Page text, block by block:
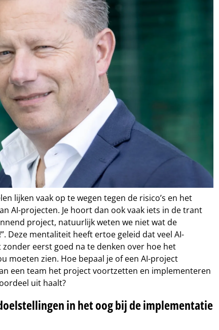
lijken vaak op te wegen tegen de risico’s en het
AI-projecten. Je hoort dan ook vaak iets in de trant
project, natuurlijk weten we niet wat de
Deze mentaliteit heeft ertoe geleid dat veel AI-
eerst goed na te denken over hoe het
moeten zien. Hoe bepaal je of een AI-project
een team het project voortzetten en implementeren
uit haalt?
in het oog bij de implementatie